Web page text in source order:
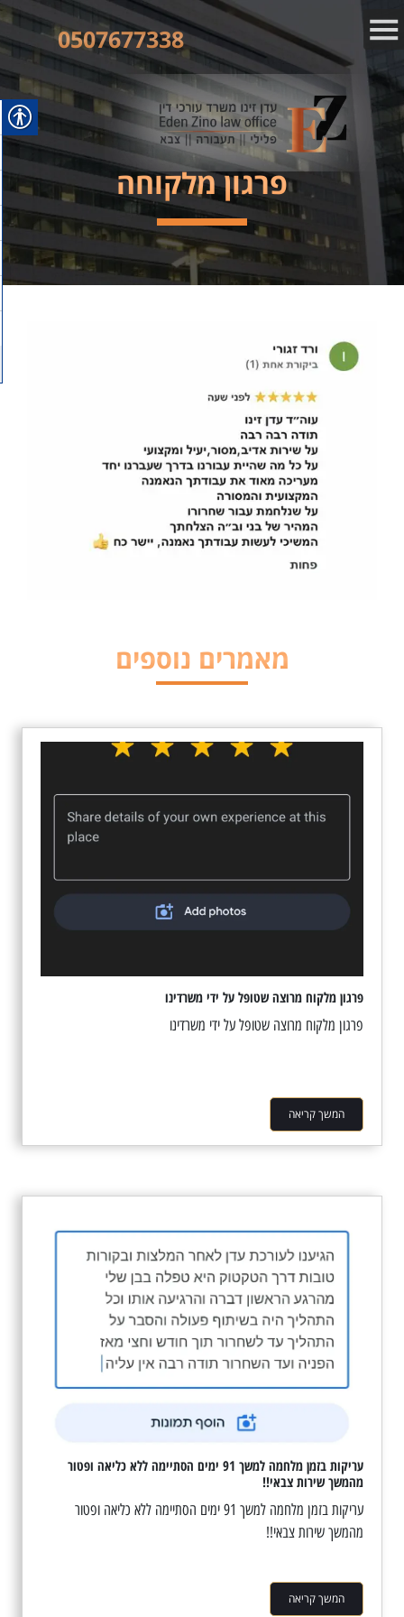
0507677338
פרגון מלקוחה
מאמרים נוספים
פרגון מלקוח מרוצה שטופל על ידי משרדינו
פרגון מלקוח מרוצה שטופל על ידי משרדינו
המשך קריאה
עריקות בזמן מלחמה למשך 91 ימים הסתיימה ללא כליאה ופטור
מהמשך שירות צבאי!!
עריקות בזמן מלחמה למשך 91 ימים הסתיימה ללא כליאה ופטור
מהמשך שירות צבאי!!
המשך קריאה